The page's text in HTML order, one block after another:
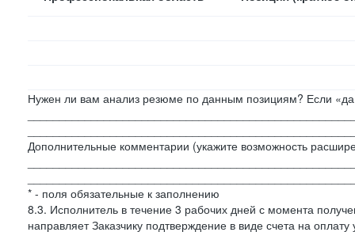
Нужен ли вам анализ резюме по данным позициям? Если
Дополнительные комментарии (укажите возможность
* - поля обязательные к заполнению
8.3. Исполнитель в течение 3 рабочих дней с момента
направляет Заказчику подтверждение в виде счета на оплату